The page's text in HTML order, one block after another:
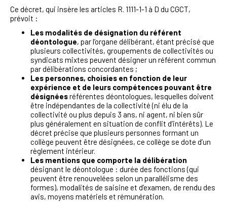
Ce décret, qui insère les articles R. 1111-1-1 à D du CGCT,
prévoit :
Les modalités de désignation du référent
déontologue, par l’organe délibérant, étant précisé que
plusieurs collectivités, groupements de collectivités ou
syndicats mixtes peuvent désigner un référent commun
par délibérations concordantes ;
Les personnes, choisies en fonction de leur
expérience et de leurs compétences pouvant être
désignéesréférentes déontologues, lesquelles doivent
être indépendantes de la collectivité (ni élu de la
collectivité ou plus depuis 3 ans, ni agent, ni bien sûr
plus généralement en situation de conflit d’intérêts). Le
décret précise que plusieurs personnes formant un
collège peuvent être désignées, ce collège se dote d’un
règlement intérieur.
Les mentions que comporte la délibération
désignant le déontologue : durée des fonctions (qui
peuvent être renouvelées selon un parallélisme des
formes), modalités de saisine et d’examen, de rendu des
avis, moyens matériels et rémunération.